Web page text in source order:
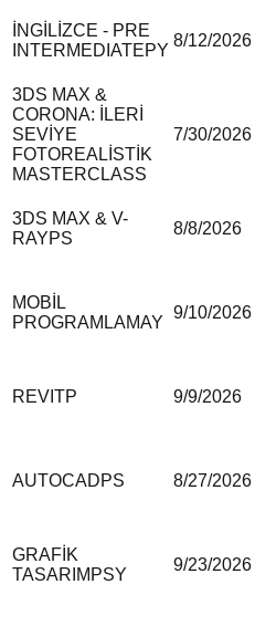
İNGİLİZCE - PRE
INTERMEDIATEPY
8/12/2026
3DS MAX &
CORONA: İLERİ
SEVİYE
FOTOREALİSTİK
MASTERCLASS
7/30/2026
3DS MAX & V-
RAYPS
8/8/2026
MOBİL
PROGRAMLAMAY
9/10/2026
REVITP 9/9/2026
AUTOCADPS 8/27/2026
GRAFİK
TASARIM PSY
9/23/2026